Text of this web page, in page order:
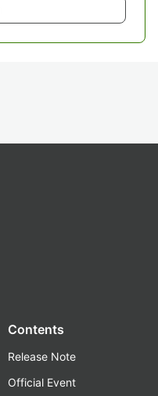
Contents
Release Note
Official Event